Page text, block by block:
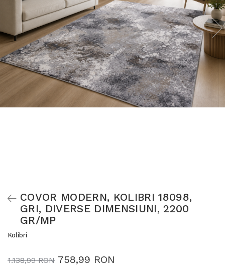
COVOR MODERN, KOLIBRI 18098,
GRI, DIVERSE DIMENSIUNI, 2200
GR/MP
Kolibri
1.138,99 RON 758,99 RON